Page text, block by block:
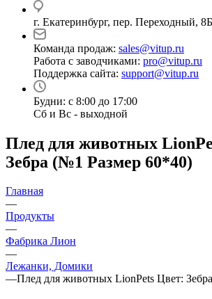
г. Екатеринбург, пер. Переходный,
Команда продаж: sales@vitup.ru
Работа с заводчиками: pro@vitup.ru
Поддержка сайта: support@vitup.ru
Будни: с 8:00 до 17:00
Сб и Вс - выходной
Плед для животных
Зебра (№1 Размер 60*40)
Главная
—
Продукты
—
Фабрика Лион
—
Лежанки, Домики
—Плед для животных LionPets Цвет: